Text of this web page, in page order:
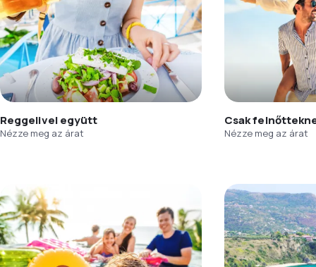
Reggelivel együtt
Nézze meg az árat
Csak
Nézze meg az árat